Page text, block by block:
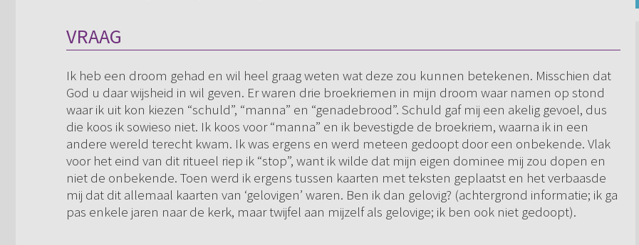
VRAAG
Ik heb een droom gehad en wil heel graag weten wat deze zou kunnen betekenen. Misschien dat
God u daar wijsheid in wil geven. Er waren drie broekriemen in mijn droom waar namen op stond
waar ik uit kon kiezen “schuld”, “manna” en “genadebrood”. Schuld gaf mij een akelig gevoel, dus
die koos ik sowieso niet. Ik koos voor “manna” en ik bevestigde de broekriem, waarna ik in een
andere wereld terecht kwam. Ik was ergens en werd meteen gedoopt door een onbekende. Vlak
voor het eind van dit ritueel riep ik “stop”, want ik wilde dat mijn eigen dominee mij zou dopen en
niet de onbekende. Toen werd ik ergens tussen kaarten met teksten geplaatst en het verbaasde
mij dat dit allemaal kaarten van ‘gelovigen’ waren. Ben ik dan gelovig? (achtergrond informatie; ik ga
pas enkele jaren naar de kerk, maar twijfel aan mijzelf als gelovige; ik ben ook niet gedoopt).